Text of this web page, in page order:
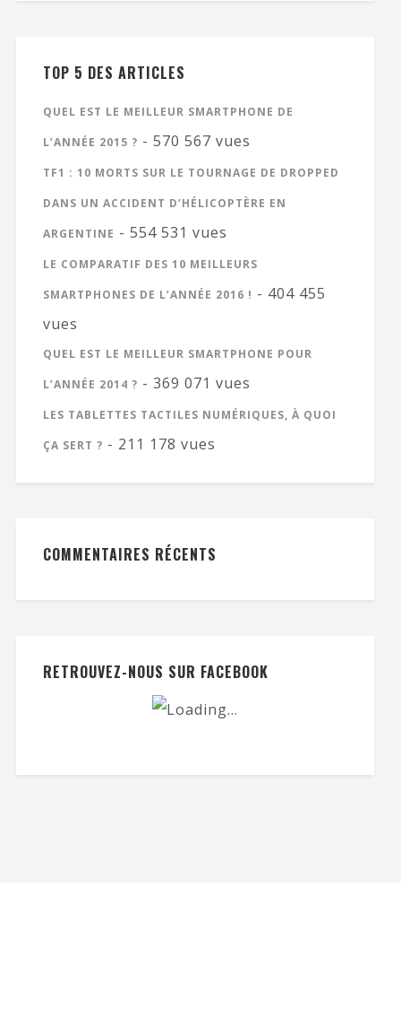
TOP 5 DES ARTICLES
QUEL EST LE MEILLEUR SMARTPHONE DE
L’ANNÉE 2015 ? - 570 567 vues
TF1 : 10 MORTS SUR LE TOURNAGE DE DROPPED
DANS UN ACCIDENT D’HÉLICOPTÈRE EN
ARGENTINE - 554 531 vues
LE COMPARATIF DES 10 MEILLEURS
SMARTPHONES DE L’ANNÉE 2016 ! - 404 455
vues
QUEL EST LE MEILLEUR SMARTPHONE POUR
L’ANNÉE 2014 ? - 369 071 vues
LES TABLETTES TACTILES NUMÉRIQUES, À QUOI
ÇA SERT ? - 211 178 vues
COMMENTAIRES RÉCENTS
RETROUVEZ-NOUS SUR FACEBOOK